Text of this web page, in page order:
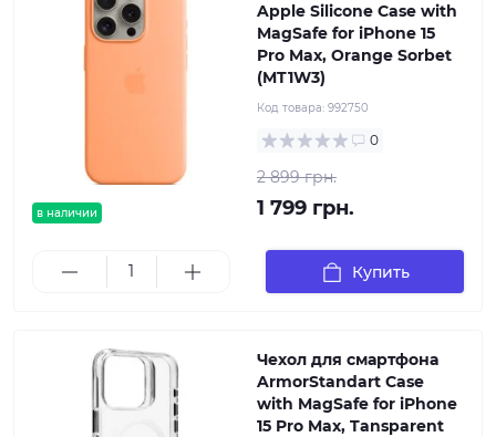
в наличии
Apple Silicone Case with
MagSafe for iPhone 15
Pro Max, Orange Sorbet
(MT1W3)
Код товара: 992750
0
2 899 грн.
1 799 грн.
Купить
Чехол для смартфона
ArmorStandart Case
with MagSafe for iPhone
15 Pro Max, Tansparent